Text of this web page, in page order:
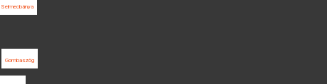
Selmecbánya
Gombaszög